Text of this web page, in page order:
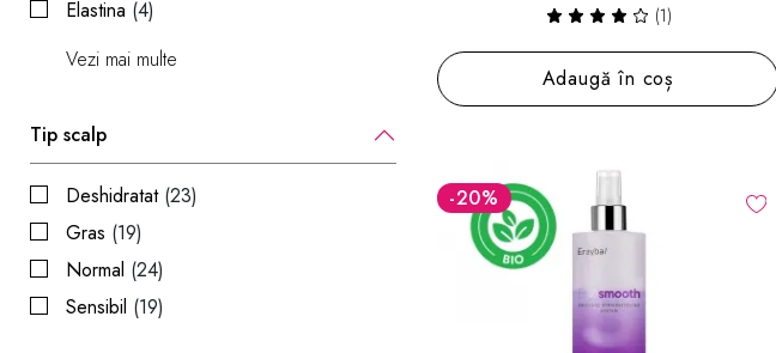
Elastina (4)
Vezi mai multe
Tip scalp
Deshidratat(23)
Gras (19)
Normal (24)
Sensibil (19)
(1)
Adaugă în coș
-20%